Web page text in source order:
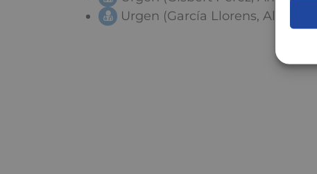
Urgen (García Llorens, Alicia)